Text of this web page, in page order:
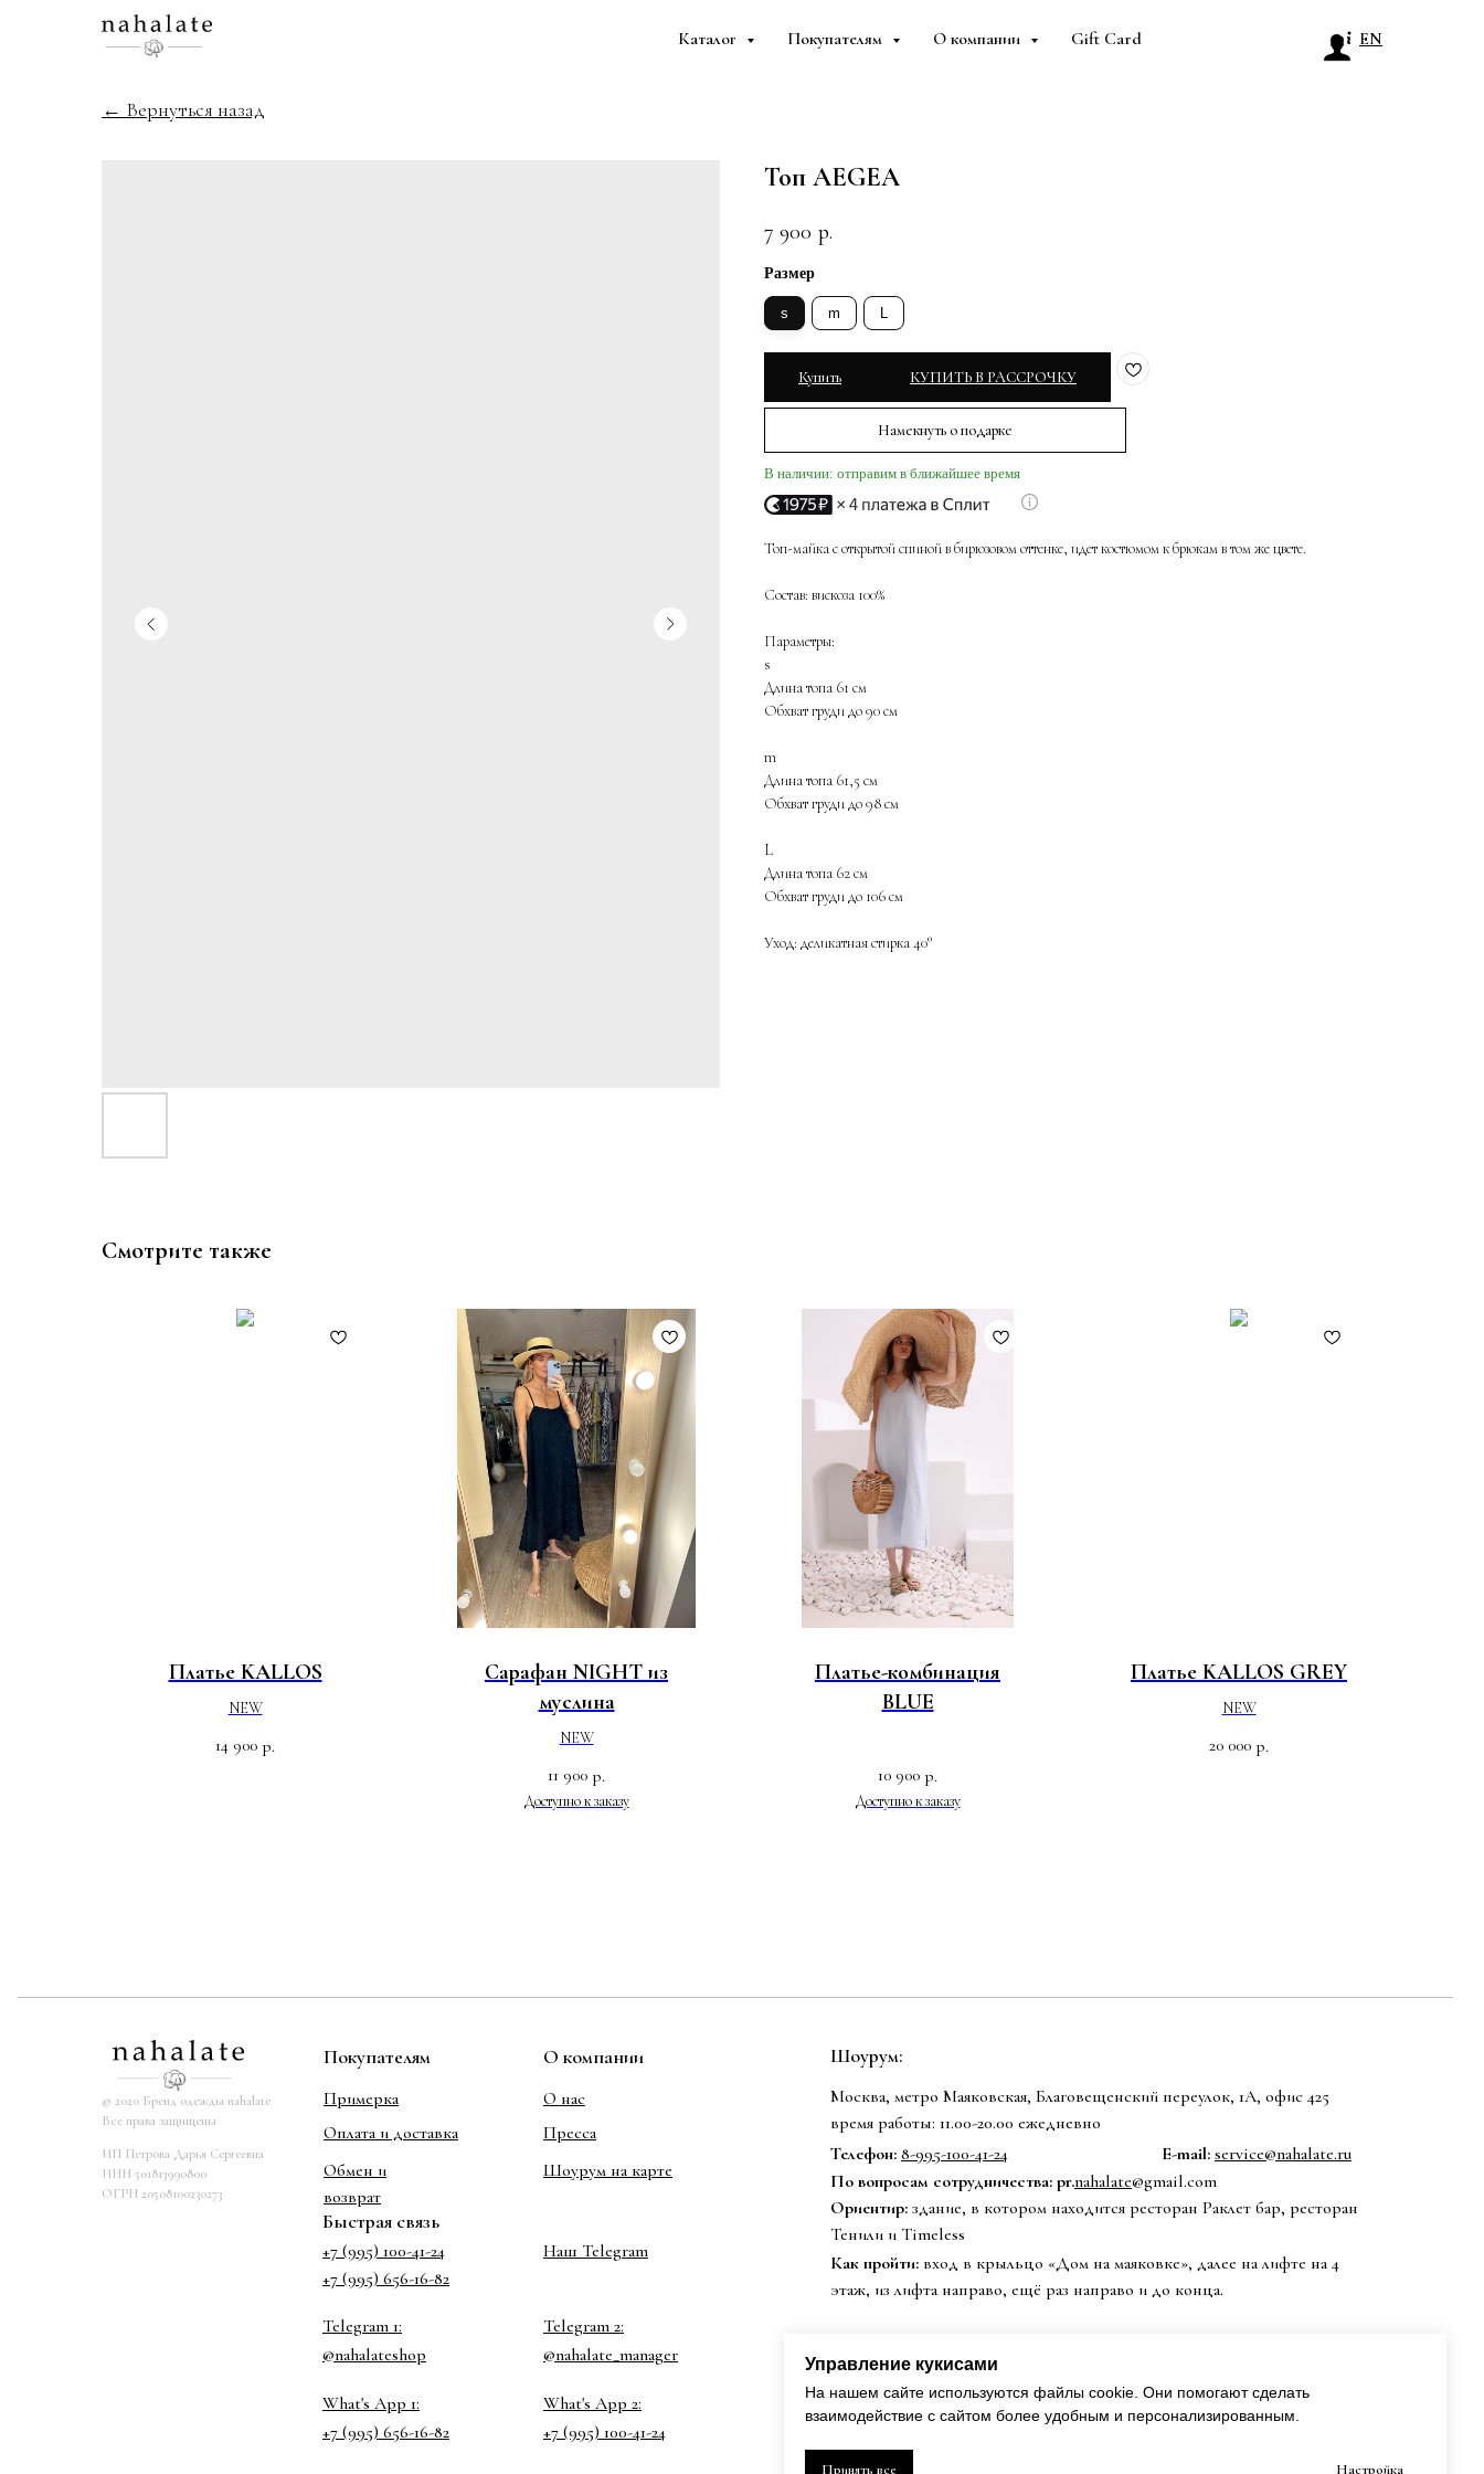
Каталог Покупателям О компании Gift Card EN
← Вернуться назад
Топ AEGEA
7 900 р.
Размер
s m L
Купить КУПИТЬ В РАССРОЧКУ
Намекнуть о подарке
В наличии: отправим в ближайшее время
Топ-майка с открытой спиной в бирюзовом оттенке, идет костюмом к брюкам в том же цвете.
Состав: вискоза 100%
Параметры:
s
Длина топа 61 см
Обхват груди до 90 см
m
Длина топа 61,5 см
Обхват груди до 98 см
L
Длина топа 62 см
Обхват груди до 106 см
Уход: деликатная стирка 40°
Смотрите также
Платье KALLOS
NEW
14 900 р.
Сарафан NIGHT из
муслина
NEW
11 900 р.
Платье-комбинация
BLUE
10 900 р.
Платье KALLOS GREY
NEW
20 000 р.
Примерка
О нас
Оплата и доставка
Обмен и
возврат
Покупателям О компании
© 2020 Бренд одежды nahalate
Все права защищены
Пресса
Ориентир: здание, в котором находится ресторан Раклет бар, ресторан
Тенили и Timeless
Шоурум:
Москва, метро Маяковская, Благовещенский переулок, 1А, офис 425
время работы: 11.00-20.00 ежедневно
Шоурум на карте
Как пройти: вход в крыльцо «Дом на маяковке», далее на лифте на 4
этаж, из лифта направо, ещё раз направо и до конца.
Телефон: 8-995-100-41-24 E-mail: service@nahalate.ru
Быстрая связь
По вопросам сотрудничества: pr.nahalate@gmail.com
+7 (995) 100-41-24
Telegram 1:
Наш Telegram
@nahalate_manager
Telegram 2:
@nahalateshop
What's App 1:
+7 (995) 100-41-24
What's App 2:
+7 (995) 656-16-82
+7 (995) 656-16-82
ИП Петрова Дарья Сергеевна
ИНН 501813990800
ОГРН 20508100230273
Управление кукисами
На нашем сайте используются файлы cookie. Они помогают сделать
взаимодействие с сайтом более удобным и персонализированным.
Принять все Настройка